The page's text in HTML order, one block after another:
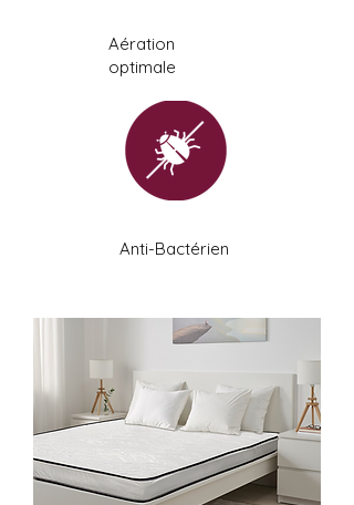
Aération
optimale
Anti-Bactérien